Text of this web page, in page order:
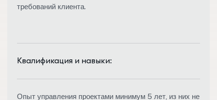
требований клиента.
Квалификация и навыки:
Опыт управления проектами минимум 5 лет, из них не